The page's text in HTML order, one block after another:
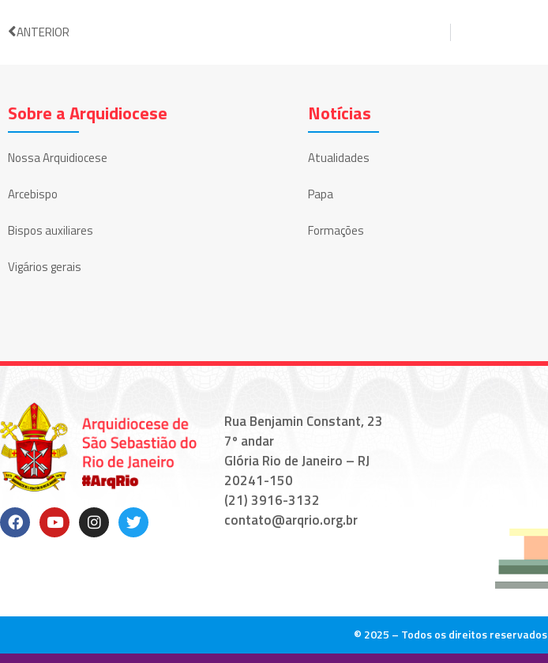
ANTERIOR
Sobre a Arquidiocese
Nossa Arquidiocese
Arcebispo
Bispos auxiliares
Vigários gerais
Notícias
Atualidades
Papa
Formações
Rua Benjamin Constant, 23
7º andar
Glória Rio de Janeiro – RJ
20241-150
(21) 3916-3132
contato@arqrio.org.br
© 2025 – Todos os direitos reservados